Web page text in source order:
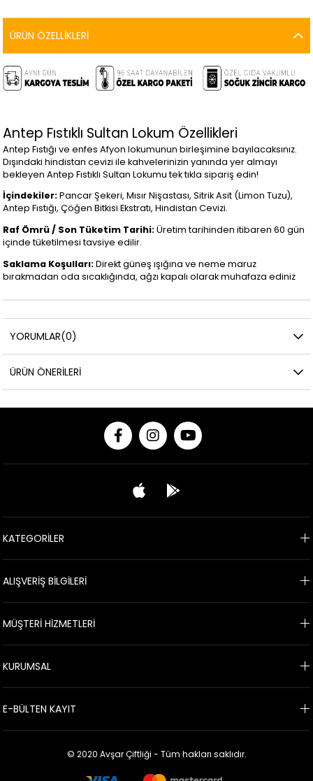
ÜRÜN ÖZELLIKLERI
Antep Fıstıklı Sultan Lokum Özellikleri
Antep Fıstığı ve enfes Afyon lokumunun birleşimine bayılacaksınız.
Dışındaki hindistan cevizi ile kahvelerinizin yanında yer almayı
bekleyen Antep Fıstıklı Sultan Lokumu tek tıkla sipariş edin!
İçindekiler:Pancar Şekeri, Mısır Nişastası, Sitrik Asit (Limon Tuzu),
Antep Fıstığı, Çöğen Bitkisi Ekstratı, Hindistan Cevizi.
Raf Ömrü / Son Tüketim Tarihi:Üretim tarihinden itibaren 60 gün
içinde tüketilmesi tavsiye edilir.
Saklama Koşulları:Direkt güneş ışığına ve neme maruz
bırakmadan oda sıcaklığında, ağzı kapalı olarak muhafaza ediniz
YORUMLAR(0)
ÜRÜN ÖNERILERI
KATEGORİLER
ALIŞVERİŞ BİLGİLERİ
MÜŞTERİ HİZMETLERİ
KURUMSAL
E-BÜLTEN KAYIT
© 2020 Avşar Çiftliği - Tüm hakları saklıdır.